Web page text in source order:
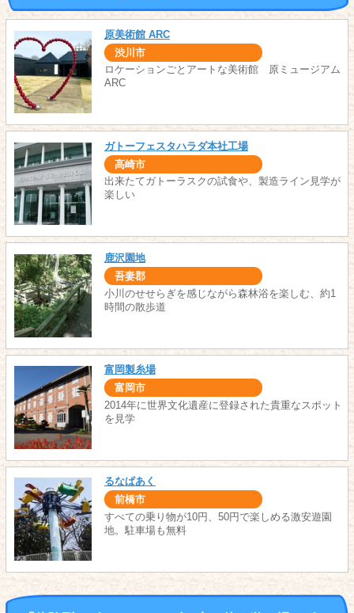
原美術館 ARC
渋川市
ロケーションごとアートな美術館 原ミュージアム
ARC
ガトーフェスタハラダ本社工場
高崎市
出来たてガトーラスクの試食や、製造ライン見学が
楽しい
鹿沢園地
吾妻郡
小川のせせらぎを感じながら森林浴を楽しむ、約1
時間の散歩道
富岡製糸場
富岡市
2014年に世界文化遺産に登録された貴重なスポット
を見学
るなぱあく
前橋市
すべての乗り物が10円、50円で楽しめる激安遊園
地。駐車場も無料